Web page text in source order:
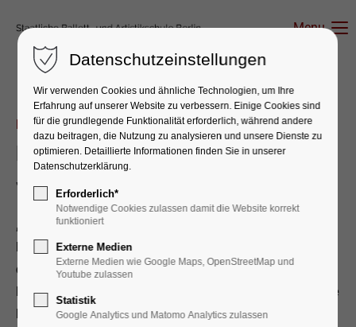
Menu
Die Staatliche feiert
Ein farbenfroher Einstieg ins
Jubiläumsjahr
„Die Staatliche erleuchtet“: Mit neun leuchtenden
Projektionen und einem farbenfrohen Lichtspiel startet
die Staatliche Ballett- und Artistikschule Berlin in ihr
Doppel-Jubiläumsjahr 2026. Der spektakulär inszenierte
Neubau von „gmp“ wird zur leuchtenden Bühne für die
Datenschutzeinstellungen
Wir verwenden Cookies und ähnliche Technologien, um Ihre
Erfahrung auf unserer Website zu verbessern. Einige Cookies sind
für die grundlegende Funktionalität erforderlich, während andere
dazu beitragen, die Nutzung zu analysieren und unsere Dienste zu
optimieren. Detaillierte Informationen finden Sie in unserer
Datenschutzerklärung.
Erforderlich*
Notwendige Cookies zulassen damit die Website korrekt
funktioniert
Externe Medien
Externe Medien wie Google Maps, OpenStreetMap und
Youtube zulassen
Statistik
Google Analytics und Matomo Analytics zulassen